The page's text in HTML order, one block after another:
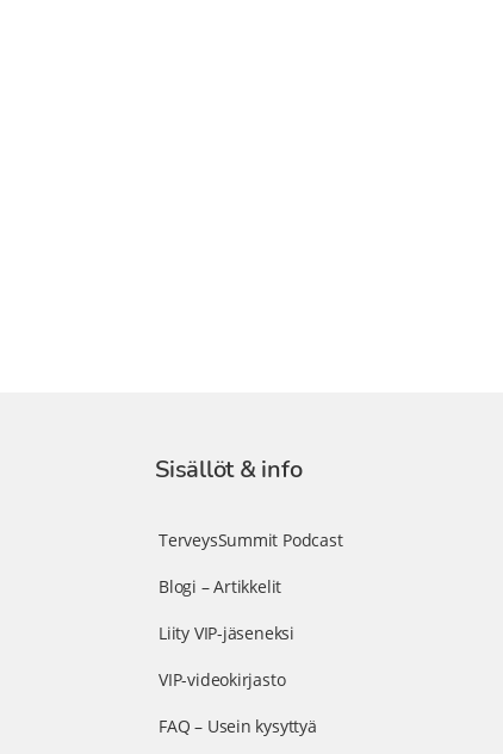
Sisällöt & info
TerveysSummit Podcast
Blogi – Artikkelit
Liity VIP-jäseneksi
VIP-videokirjasto
FAQ – Usein kysyttyä